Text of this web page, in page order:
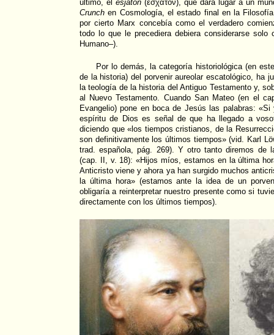
último, el esjaton (εσχατον), que dará lugar a un
Crunch en Cosmología, el estado final en la
por cierto Marx concebía como el verdadero
todo lo que le precediera debiera considerarse solo
Humano–).
Por lo demás, la categoría historiológica (en
de la historia) del porvenir aureolar escatológico, ha
la teología de la historia del Antiguo Testamento y,
al Nuevo Testamento. Cuando San Mateo (en el
Evangelio) pone en boca de Jesús las palabras:
espíritu de Dios es señal de que ha llegado a
diciendo que «los tiempos cristianos, de la
son definitivamente los últimos tiempos» (vid. Karl
trad. española, pág. 269). Y otro tanto diremos de
(cap. II, v. 18): «Hijos míos, estamos en la última
Anticristo viene y ahora ya han surgido muchos
la última hora» (estamos ante la idea de un
obligaría a reinterpretar nuestro presente como si
directamente con los últimos tiempos).